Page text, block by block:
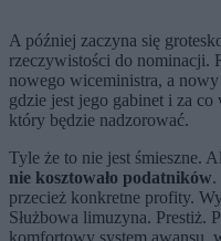
A później zaczyna się
rzeczywistości do nominacji.
nowego wiceministra, a
gdzie jest jego gabinet i za co
który będzie nadzorować.
Tyle że to nie jest śmieszne.
nie kosztowało podatników.
przecież konkretne profity.
Służbowa limuzyna. Prestiż.
komfortowy system awansu,